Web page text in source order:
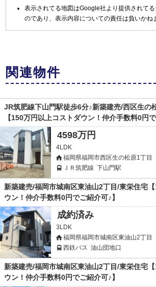
表示されてる地図はGoogle社より提供されて
のであり、表示内容についての責任は負いかね
関連物件
JR筑肥線下山門駅徒歩6分♪新築建売/西区生の
【150万円以上コストダウン！仲介手数料0円で
4598万円
4LDK
福岡県福岡市西区生の松原1丁目
ＪＲ筑肥線 下山門駅
新築建売/福岡市城南区東油山2丁目/東栄住宅
ウン！仲介手数料0円でご紹介可♪】
成約済み
3LDK
福岡県福岡市城南区東油山2丁目
西鉄バス 油山団地口
新築建売/福岡市城南区東油山2丁目/東栄住宅
ウン！仲介手数料0円でご紹介可♪】